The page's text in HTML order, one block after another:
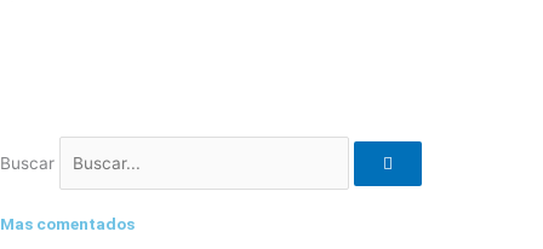
Buscar
Mas comentados